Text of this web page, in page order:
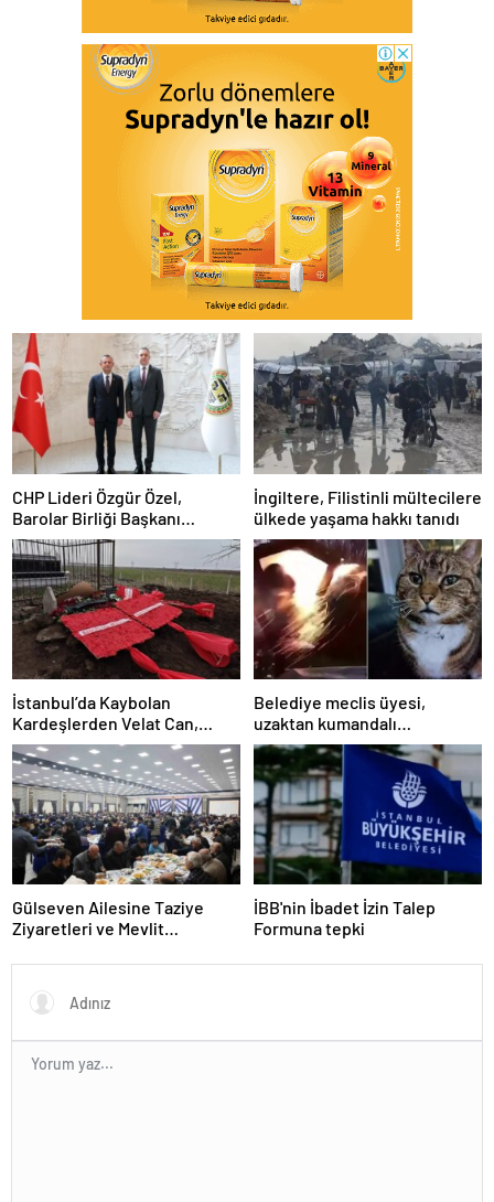
CHP Lideri Özgür Özel,
Barolar Birliği Başkanı
Sağkan’a ziyarette bulundu
İngiltere, Filistinli mültecilere
ülkede yaşama hakkı tanıdı
İstanbul’da Kaybolan
Kardeşlerden Velat Can,
Diyarbakır’da Toprağa Verildi
Belediye meclis üyesi,
uzaktan kumandalı
patlayıcıyla kediyi havaya
uçurmaya çalıştı
Gülseven Ailesine Taziye
Ziyaretleri ve Mevlit
İBB'nin İbadet İzin Talep
Formuna tepki